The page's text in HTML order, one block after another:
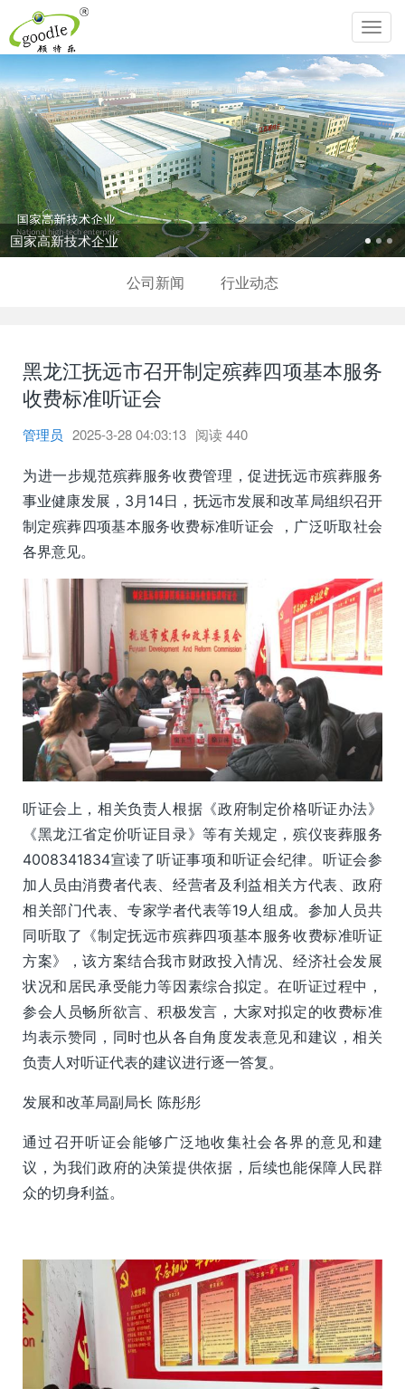
国家高新技术企业
公司新闻 行业动态
黑龙江抚远市召开制定殡葬四项基本服务
收费标准听证会
管理员 2025-3-28 04:03:13 阅读440
为进一步规范殡葬服务收费管理，促进抚远市殡葬服务
事业健康发展，3月14日，抚远市发展和改革局组织召开
制定殡葬四项基本服务收费标准听证会 ，广泛听取社会
各界意见。
听证会上，相关负责人根据《政府制定价格听证办法》
《黑龙江省定价听证目录》等有关规定，殡仪丧葬服务
4008341834宣读了听证事项和听证会纪律。听证会参
加人员由消费者代表、经营者及利益相关方代表、政府
相关部门代表、专家学者代表等19人组成。参加人员共
同听取了《制定抚远市殡葬四项基本服务收费标准听证
方案》，该方案结合我市财政投入情况、经济社会发展
状况和居民承受能力等因素综合拟定。在听证过程中，
参会人员畅所欲言、积极发言，大家对拟定的收费标准
均表示赞同，同时也从各自角度发表意见和建议，相关
负责人对听证代表的建议进行逐一答复。
发展和改革局副局长 陈彤彤
通过召开听证会能够广泛地收集社会各界的意见和建
议，为我们政府的决策提供依据，后续也能保障人民群
众的切身利益。